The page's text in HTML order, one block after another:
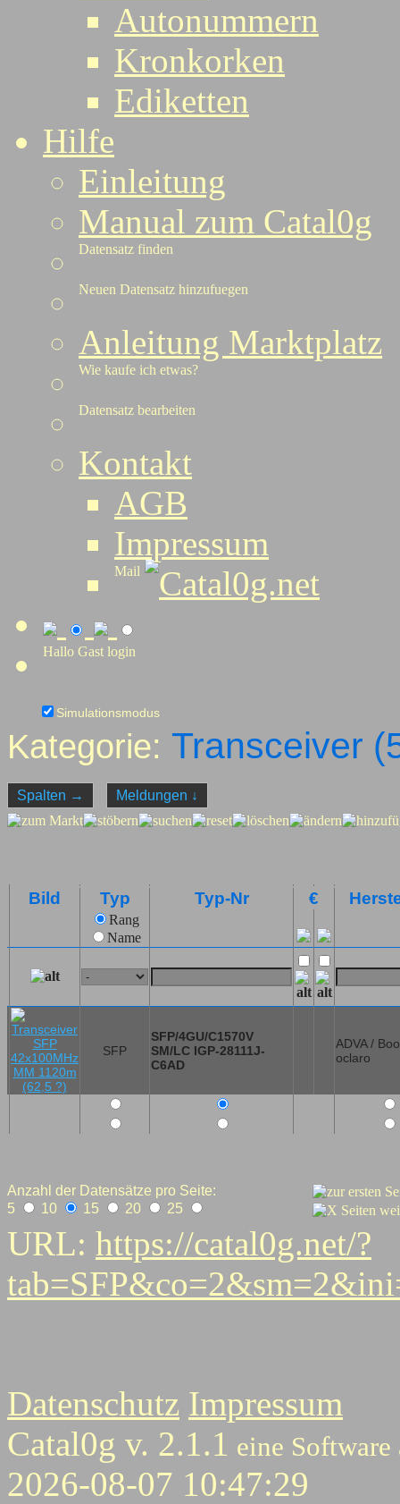
Autonummern
Kronkorken
Ediketten
Hilfe
Einleitung
Manual zum Catal0g
Datensatz finden
Neuen Datensatz hinzufuegen
Anleitung Marktplatz
Wie kaufe ich etwas?
Datensatz bearbeiten
Kontakt
AGB
Impressum
Mail Catal0g.net
Hallo Gast login
Simulationsmodus
Kategorie: Transceiver (
Spalten → Meldungen ↓
Bild Typ Typ-Nr €
Rang
Name
SFP
SFP/4GU/C1570V
SM/LC IGP-28111J-
C6AD
ADVA /
oclaro
Anzahl der Datensätze pro Seite:
5
10 15 20 25
URL: https://catal0g.net/?
Datenschutz Impressum
Catal0g v. 2.1.1 eine Software
2026-08-07 10:47:29